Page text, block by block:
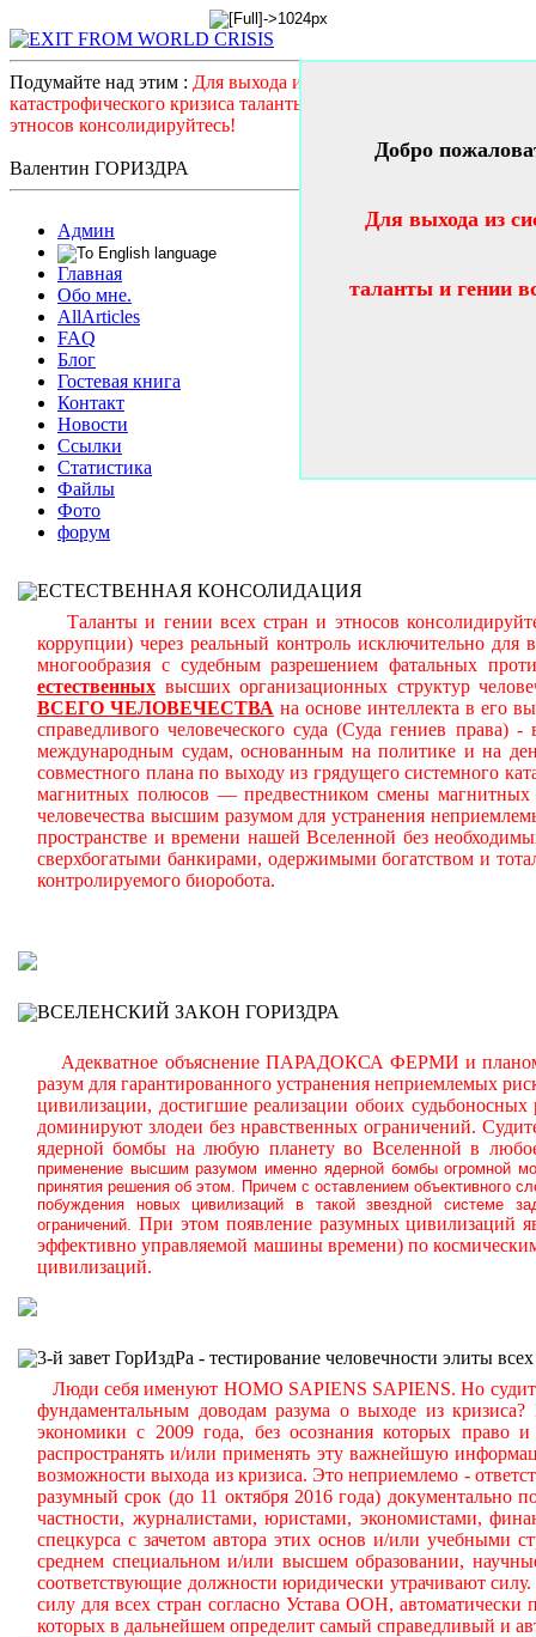
Подумайте над этим : Для выхода из системного
катастрофического кризиса таланты и гении всех стран и
этносов консолидируйтесь!
Валентин ГОРИЗДРА
Админ
Главная
Обо мне.
AllArticles
FAQ
Блог
Гостевая книга
Контакт
Новости
Ссылки
Статистика
Файлы
Фото
форум
ЕСТЕСТВЕННАЯ КОНСОЛИДАЦИЯ
Таланты и гении всех стран и этносов
коррупции) через реальный контроль исключительно
многообразия с судебным разрешением фатальных
естественных высших организационных структур
ВСЕГО ЧЕЛОВЕЧЕСТВА на основе интеллекта в его
справедливого человеческого суда (Суда гениев
международным судам, основанным на политике и на
совместного плана по выходу из грядущего системного
магнитных полюсов — предвестником смены магнитных
человечества высшим разумом для устранения
пространстве и времени нашей Вселенной без
сверхбогатыми банкирами, одержимыми богатством и
контролируемого биоробота.
ВСЕЛЕНСКИЙ ЗАКОН ГОРИЗДРА
Адекватное объяснение ПАРАДОКСА ФЕРМИ и
разум для гарантированного устранения неприемлемых
цивилизации, достигшие реализации обоих
доминируют злодеи без нравственных ограничений.
ядерной бомбы на любую планету во Вселенной в
применение высшим разумом именно ядерной бомбы огромной
принятия решения об этом. Причем с оставлением объективного
побуждения новых цивилизаций в такой звездной системе
ограничений. При этом появление разумных цивилизаций
эффективно управляемой машины времени) по
цивилизаций.
3-й завет ГорИздРа - тестирование человечности элиты
Люди себя именуют HOMO SAPIENS SAPIENS. Но
фундаментальным доводам разума о выходе из
экономики с 2009 года, без осознания которых право
распространять и/или применять эту важнейшую
возможности выхода из кризиса. Это неприемлемо -
разумный срок (до 11 октября 2016 года)
частности, журналистами, юристами, экономистами,
спецкурса с зачетом автора этих основ и/или учебными
среднем специальном и/или высшем образовании,
соответствующие должности юридически утрачивают
силу для всех стран согласно Устава ООН,
которых в дальнейшем определит самый справедливый и
Добро
Для выхода из
таланты и гении